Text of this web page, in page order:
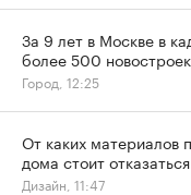
За 9 лет в Москве в
более 500
Город, 12:25
От каких материалов
дома стоит
Дизайн, 11:47